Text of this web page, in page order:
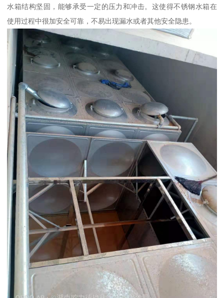
水箱结构坚固，能够承受一定的压力和冲击。这使得不锈钢水箱在
使用过程中很加安全可靠，不易出现漏水或者其他安全隐患。